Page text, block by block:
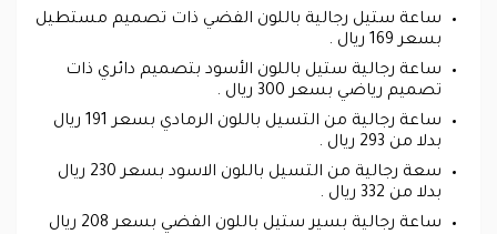
ساعة ستيل رجالية باللون الفضي ذات تصميم مستطيل
بسعر 169 ريال .
ساعة رجالية ستيل باللون الأسود بتصميم دائري ذات
تصميم رياضي بسعر 300 ريال .
ساعة رجالية من التسيل باللون الرمادي بسعر 191 ريال
بدلا من 293 ريال .
سعة رجالية من التسيل باللون الاسود بسعر 230 ريال
بدلا من 332 ريال .
ساعة رجالية بسير ستيل باللون الفضي بسعر 208 ريال